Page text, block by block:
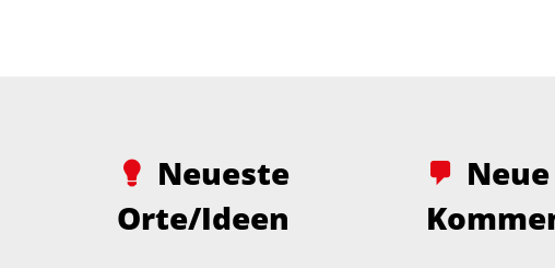
Neueste
Orte/Ideen
Neue